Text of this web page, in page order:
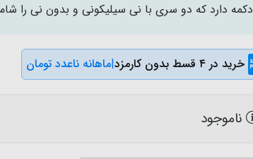
دکمه دارد که دو سری با نی سیلیکونی و بدون نی را
خرید در ۴ قسط بدون کارمزد |ماهانه ناعدد تومان
ناموجود